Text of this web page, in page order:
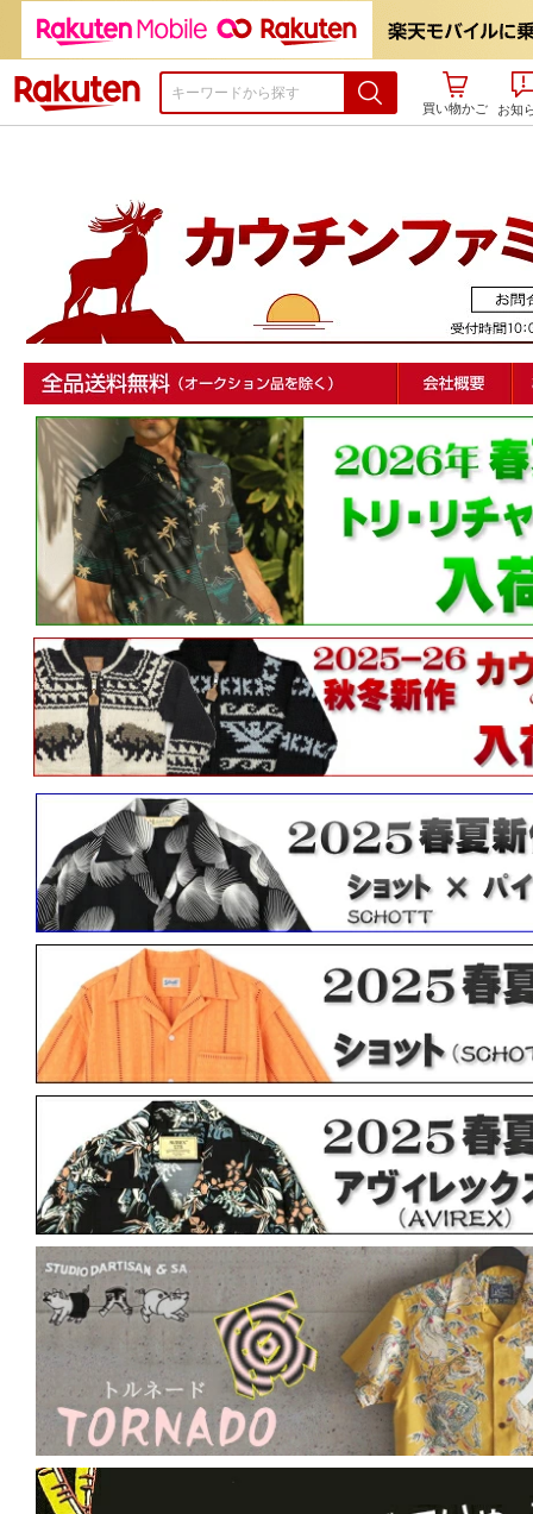
楽天市場
買い物かご
お知